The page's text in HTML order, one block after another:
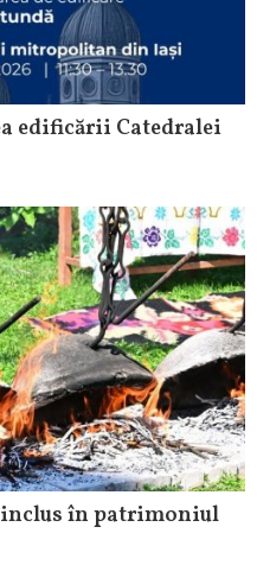
edificării Catedralei
inclus în patrimoniul